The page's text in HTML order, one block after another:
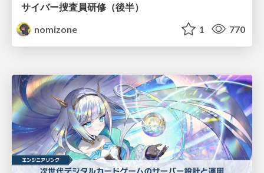
サイバー捜査員研修（後半）
nomizone
1 770